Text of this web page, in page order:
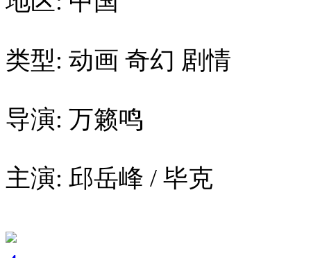
类型: 动画 奇幻 剧情
导演: 万籁鸣
主演: 邱岳峰 / 毕克